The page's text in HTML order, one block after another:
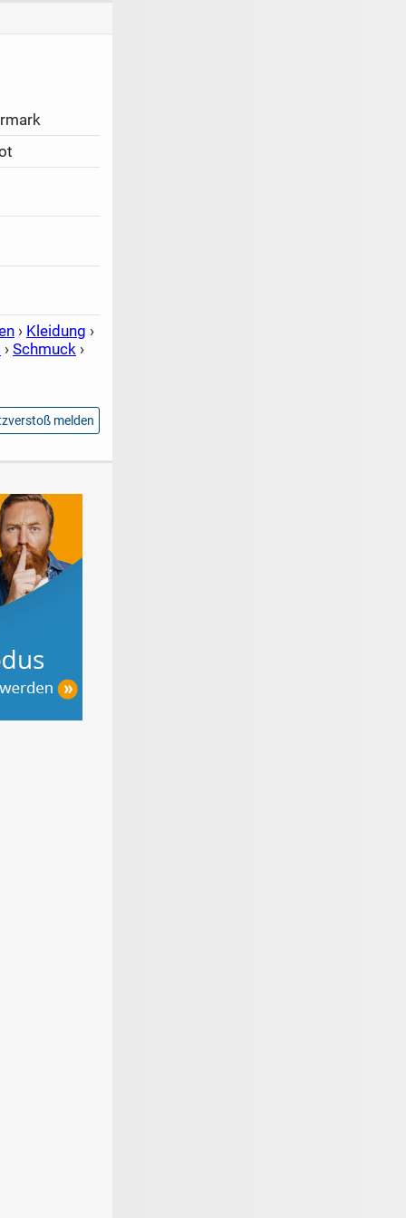
im
› Kleidung ›
›Schmuck ›
melden